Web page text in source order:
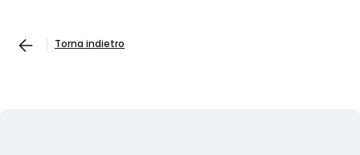
Torna indietro